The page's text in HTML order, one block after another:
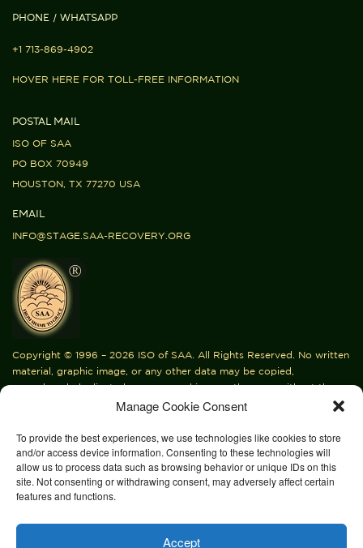
Manage Cookie Consent
To provide the best experiences, we use technologies like cookies to store
and/or access device information. Consenting to these technologies will
allow us to process data such as browsing behavior or unique IDs on this
site. Not consenting or withdrawing consent, may adversely affect certain
features and functions.
Accept
PHONE / WHATSAPP
+1 713-869-4902
HOVER HERE FOR TOLL-FREE INFORMATION
POSTAL MAIL
ISO OF SAA
PO BOX 70949
HOUSTON, TX 77270 USA
EMAIL
INFO@STAGE.SAA-RECOVERY.ORG
Copyright © 1996 – 2026 ISO of SAA. All Rights Reserved. No written
material, graphic image, or any other data may be copied,
reproduced, duplicated, or conveyed in any other way without the
express written permission of International Service Organization of
Be advised that under Texas State law, disclosures of abuse or
neglect of minors must be reported to the authorities. Please consult
local laws and regulations related to mandatory reporters.